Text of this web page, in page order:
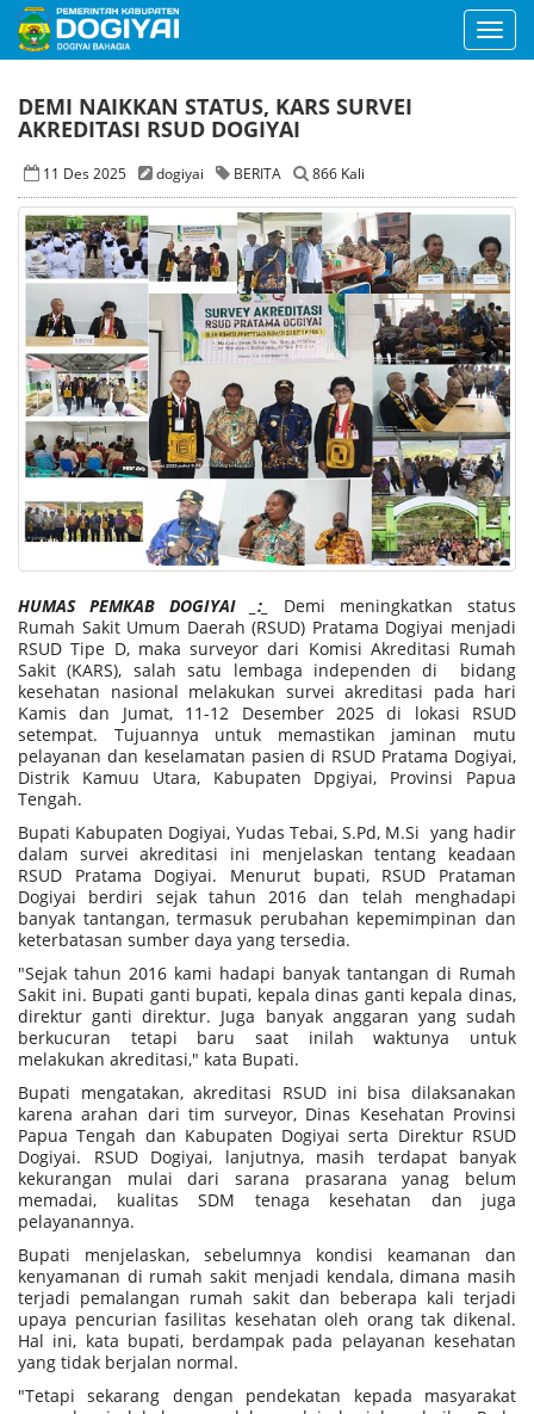
DEMI NAIKKAN STATUS, KARS SURVEI
AKREDITASI RSUD DOGIYAI
11 Des 2025 dogiyai BERITA 866 Kali
HUMAS PEMKAB DOGIYAI _:_
Demi meningkatkan status
Rumah Sakit Umum Daerah (RSUD) Pratama Dogiyai menjadi
RSUD Tipe D, maka surveyor dari Komisi Akreditasi Rumah
Sakit (KARS), salah satu lembaga independen di bidang
kesehatan nasional melakukan survei akreditasi pada hari
Kamis dan Jumat, 11-12 Desember 2025 di lokasi RSUD
setempat. Tujuannya untuk memastikan jaminan mutu
pelayanan dan keselamatan pasien di RSUD Pratama Dogiyai,
Distrik Kamuu Utara, Kabupaten Dpgiyai, Provinsi Papua
Tengah.
Bupati Kabupaten Dogiyai, Yudas Tebai, S.Pd, M.Si yang hadir
dalam survei akreditasi ini menjelaskan tentang keadaan
RSUD Pratama Dogiyai. Menurut bupati, RSUD Prataman
Dogiyai berdiri sejak tahun 2016 dan telah menghadapi
banyak tantangan, termasuk perubahan kepemimpinan dan
keterbatasan sumber daya yang tersedia.
"Sejak tahun 2016 kami hadapi banyak tantangan di Rumah
Sakit ini. Bupati ganti bupati, kepala dinas ganti kepala dinas,
direktur ganti direktur. Juga banyak anggaran yang sudah
berkucuran tetapi baru saat inilah waktunya untuk
melakukan akreditasi," kata Bupati.
Bupati mengatakan, akreditasi RSUD ini bisa dilaksanakan
karena arahan dari tim surveyor, Dinas Kesehatan Provinsi
Papua Tengah dan Kabupaten Dogiyai serta Direktur RSUD
Dogiyai. RSUD Dogiyai, lanjutnya, masih terdapat banyak
kekurangan mulai dari sarana prasarana yanag belum
memadai, kualitas SDM tenaga kesehatan dan juga
pelayanannya.
Bupati menjelaskan, sebelumnya kondisi keamanan dan
kenyamanan di rumah sakit menjadi kendala, dimana masih
terjadi pemalangan rumah sakit dan beberapa kali terjadi
upaya pencurian fasilitas kesehatan oleh orang tak dikenal.
Hal ini, kata bupati, berdampak pada pelayanan kesehatan
yang tidak berjalan normal.
"Tetapi sekarang dengan pendekatan kepada masyarakat